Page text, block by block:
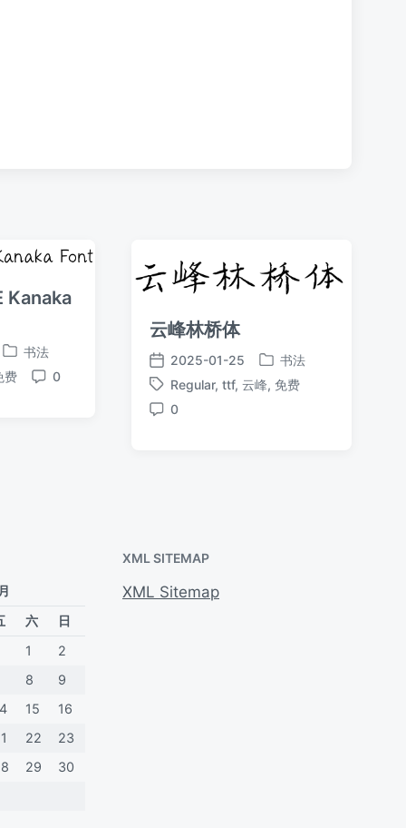
Kanaka
发
布
书法
费
评
0
云峰林桥体
发
布
日
2025-01-25
发
布
书法
标
签
Regular,ttf,云峰, 免费
评
0
六
日
1
2
8
9
15
16
22
23
29 30
XML SITEMAP
XML Sitemap